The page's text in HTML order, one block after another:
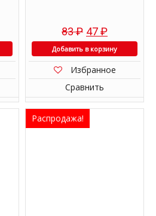
83₽ 47₽
Добавить в корзину
Избранное
Сравнить
Распродажа!